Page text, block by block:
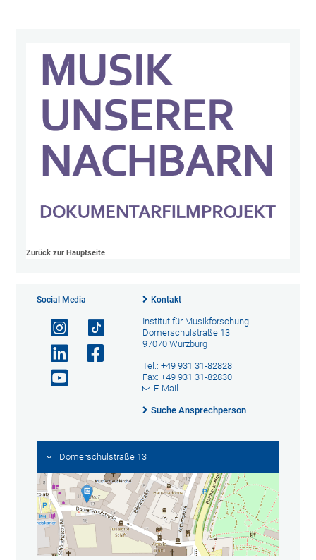
Zurück zur Hauptseite
Social Media Kontakt
Institut für Musikforschung
Domerschulstraße 13
97070 Würzburg
Tel.: +49 931 31-82828
Fax: +49 931 31-82830
E-Mail
Suche Ansprechperson
Domerschulstraße 13